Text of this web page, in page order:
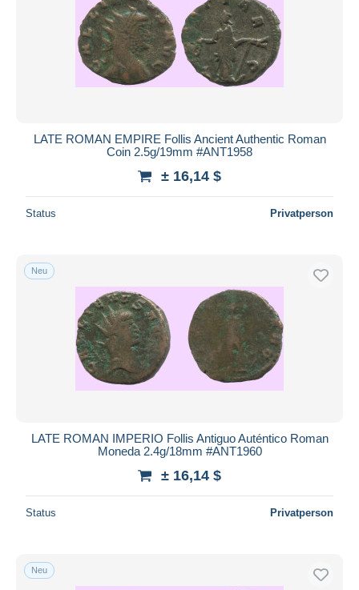
Übernehmen
LATE ROMAN EMPIRE Follis Ancient Authentic Roman
Coin 2.5g/19mm #ANT1958
± 16,14 $
Status Privatperson
Neu
LATE ROMAN IMPERIO Follis Antiguo Auténtico Roman
Moneda 2.4g/18mm #ANT1960
± 16,14 $
Status Privatperson
Neu